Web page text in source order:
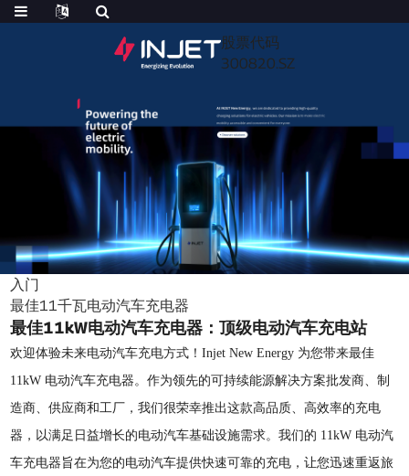
股票代码
300820.SZ
入门
最佳11千瓦电动汽车充电器
最佳11kW电动汽车充电器：顶级电动汽车充电站
欢迎体验未来电动汽车充电方式！Injet New Energy 为您带来最佳
11kW 电动汽车充电器。作为领先的可持续能源解决方案批发商、制
造商、供应商和工厂，我们很荣幸推出这款高品质、高效率的充电
器，以满足日益增长的电动汽车基础设施需求。我们的 11kW 电动汽
车充电器旨在为您的电动汽车提供快速可靠的充电，让您迅速重返旅